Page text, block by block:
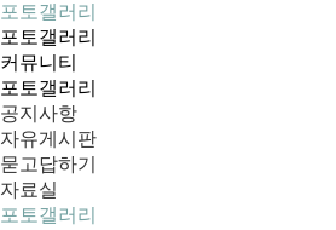
포토갤러리
포토갤러리
커뮤니티
포토갤러리
공지사항
자유게시판
묻고답하기
자료실
포토갤러리